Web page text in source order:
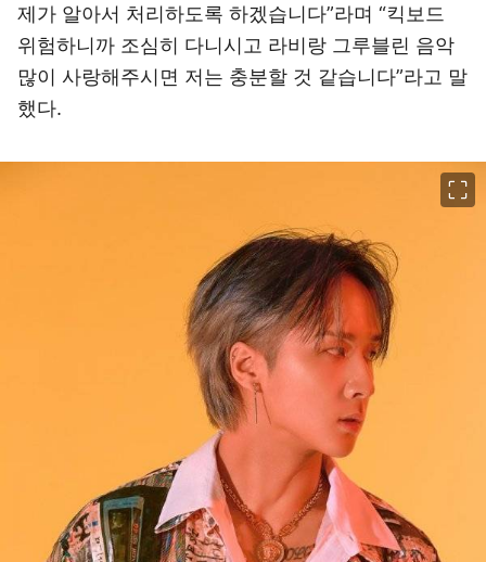
제가 알아서 처리하도록 하겠습니다”라며 “킥보드
위험하니까 조심히 다니시고 라비랑 그루블린 음악
많이 사랑해주시면 저는 충분할 것 같습니다”라고 말
했다.